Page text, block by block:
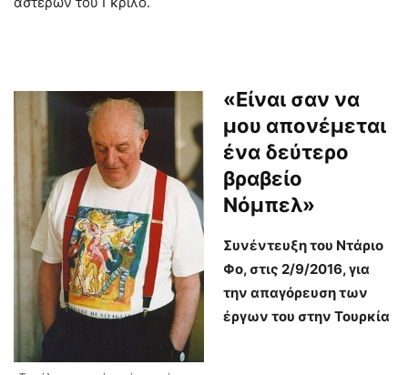
«Είναι σαν να
μου απονέμεται
ένα δεύτερο
βραβείο
Νόμπελ»
Συνέντευξη του Ντάριο
Φο, στις 2/9/2016, για
την απαγόρευση των
έργων του στην Τουρκία